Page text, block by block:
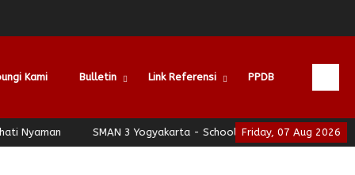
Kami Bulletin Link Referensi PPDB
Friday, 07 Aug 2026
SMAN 3 Yogyakarta - School of Leadership - Jogja Berhati